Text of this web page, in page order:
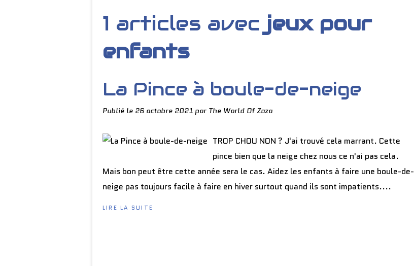
1 articles avec jeux pour
enfants
La Pince à boule-de-neige
Publié le 26 octobre 2021 par The World Of Zaza
TROP CHOU NON ? J'ai trouvé cela marrant. Cette
pince bien que la neige chez nous ce n'ai pas cela.
Mais bon peut être cette année sera le cas. Aidez les enfants à faire une boule-de-
neige pas toujours facile à faire en hiver surtout quand ils sont impatients....
LIRE LA SUITE